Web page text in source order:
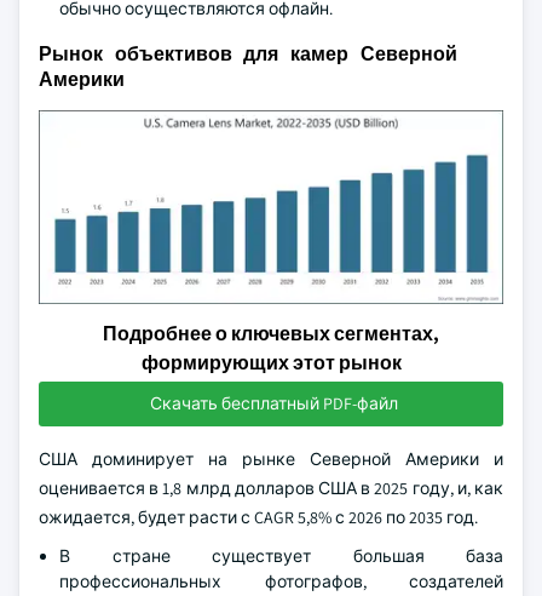
обычно осуществляются офлайн.
Рынок объективов для камер Северной
Америки
Подробнее о ключевых сегментах,
формирующих этот рынок
Скачать бесплатный PDF-файл
США доминирует на рынке Северной Америки и
оценивается в 1,8 млрд долларов США в 2025 году, и, как
ожидается, будет расти с CAGR 5,8% с 2026 по 2035 год.
В стране существует большая база
профессиональных фотографов, создателей